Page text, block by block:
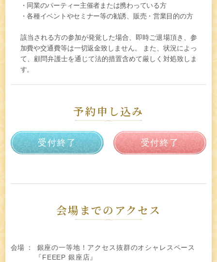
・同業のパーティー主催者または携わっている方
・各種イベントやセミナー等の勧誘、販売・営業目的の方
該当される方の参加が発覚した場合、即時ご退場頂き、参
加費や交通費等は一切返金致しません。 また、状況によっ
て、顧問弁護士を通じて法的措置含めて厳しく対処致しま
す。
予約申し込み
受付終了 受付終了
会場までのアクセス
会場 ：
銀座の一等地！アクセス抜群のオシャレスペース
『FEEEP 銀座店』